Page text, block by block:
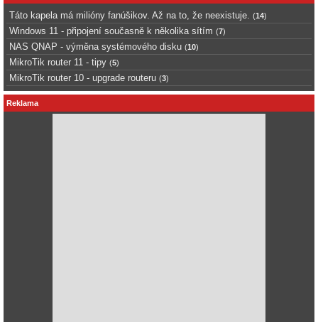
Táto kapela má milióny fanúšikov. Až na to, že neexistuje. (14)
Windows 11 - připojení současně k několika sítím (7)
NAS QNAP - výměna systémového disku (10)
MikroTik router 11 - tipy (5)
MikroTik router 10 - upgrade routeru (3)
Reklama